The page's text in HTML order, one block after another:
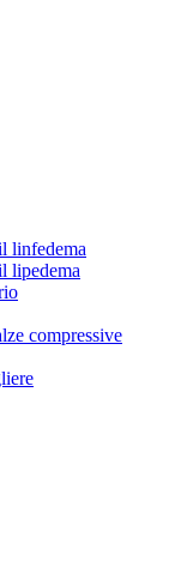
linfedema
lipedema
compressive